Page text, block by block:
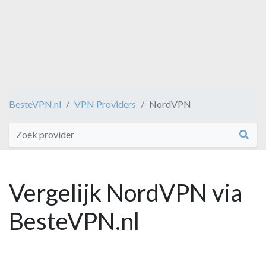
BesteVPN.nl VPN Providers NordVPN
Vergelijk NordVPN via
BesteVPN.nl